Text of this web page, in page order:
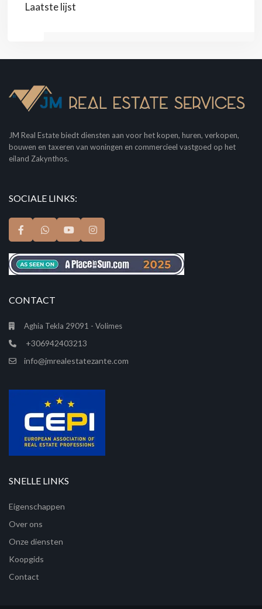
Laatste lijst
JM Real Estate biedt diensten aan voor het kopen, huren, verkopen,
bouwen en taxeren van woningen en commercieel vastgoed op het
eiland Zakynthos.
SOCIALE LINKS:
CONTACT
Aghia Tekla 29091 - Volimes
+306942403213
info@jmrealestatezante.com
SNELLE LINKS
Eigenschappen
Over ons
Onze diensten
Koopgids
Contact